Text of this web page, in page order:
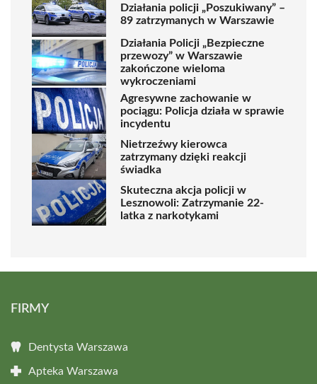
Działania policji „Poszukiwany” –
89 zatrzymanych w Warszawie
Działania Policji „Bezpieczne
przewozy” w Warszawie
zakończone wieloma
wykroczeniami
Agresywne zachowanie w
pociągu: Policja działa w sprawie
incydentu
Nietrzeźwy kierowca
zatrzymany dzięki reakcji
świadka
Skuteczna akcja policji w
Lesznowoli: Zatrzymanie 22-
latka z narkotykami
FIRMY
Dentysta Warszawa
Apteka Warszawa